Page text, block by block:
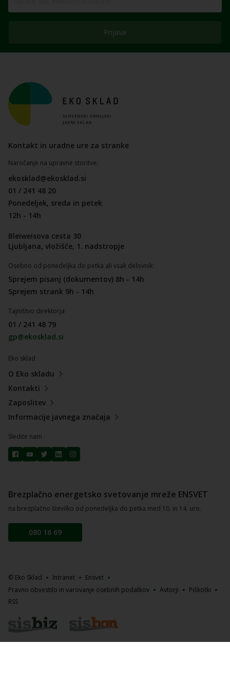
Prijava
Kontakt in uradne ure za stranke
Naročanje na upravne storitve:
ekosklad@ekosklad.si
01 / 241 48 20
Ponedeljek, sreda in petek
12h - 14h
Bleiweisova cesta 30
Ljubljana, vložišče, 1. nadstropje
Osebno od ponedeljka do petka ali vsak delovnik:
Sprejem pisanj (dokumentov) 8h - 14h
Sprejem strank 9h - 14h
Tajništvo direktorja
01 / 241 48 79
gp@ekosklad.si
Eko sklad
O Eko skladu
Kontakti
Zaposlitev
Informacije javnega značaja
Sledite nam
Brezplačno energetsko svetovanje mreže ENSVET
na brezplačno številko od ponedeljka do petka med 10. in 14. uro.
080 16 69
© Eko Sklad Intranet
Ensvet
Pravno obvestilo in varovanje osebnih podatkov
Avtorji
Piškotki
RSS